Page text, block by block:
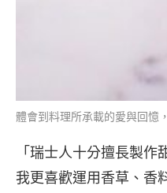
體會到料理所承載的愛與回憶
「瑞士人十分擅長製作
我更喜歡運用香草、香